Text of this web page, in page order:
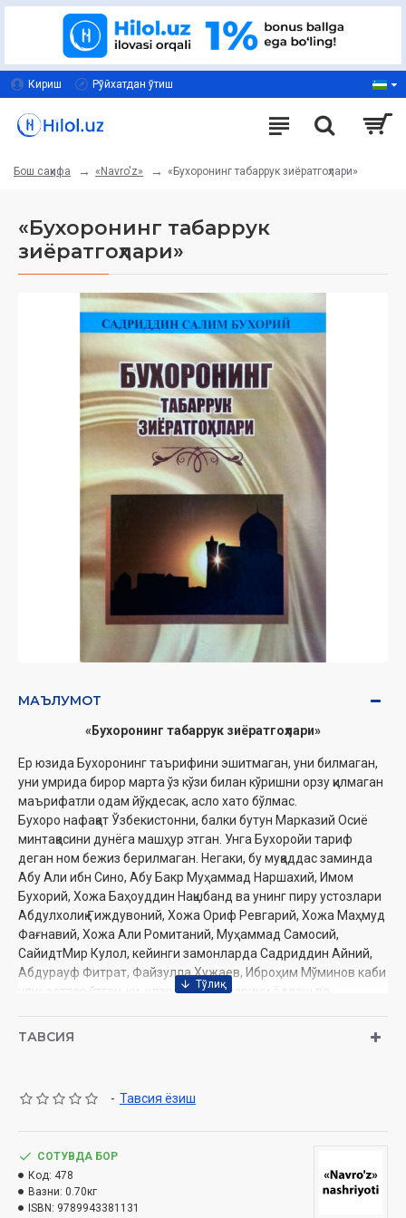
Кириш Рўйхатдан ўтиш
Бош саҳифа «Navro'z» «Бухоронинг табаррук зиёратгоҳлари»
«Бухоронинг табаррук
зиёратгоҳлари»
МАЪЛУМОТ
«Бухоронинг табаррук зиёратгоҳлари»
Ер юзида Бухоронинг таърифини эшитмаган, уни билмаган,
уни умрида бирор марта ўз кўзи билан кўришни орзу қилмаган
маърифатли одам йўқ, десак, асло хато бўлмас.
Бухоро нафақат Ўзбекистонни, балки бутун Марказий Осиё
минтақасини дунёга машҳур этган. Унга Бухоройи тариф
деган ном бежиз берилмаган. Негаки, бу муқаддас заминда
Абу Али ибн Сино, Абу Бакр Муҳаммад Наршахий, Имом
Бухорий, Хожа Баҳоуддин Нақшбанд ва унинг пиру устозлари
Абдулхолиқ Ғиждувоний, Хожа Ориф Ревгарий, Хожа Маҳмуд
Фағнавий, Хожа Али Ромитаний, Муҳаммад Самосий,
СайидтМир Кулол, кейинги замонларда Садриддин Айний,
Абдурауф Фитрат, Файзулла Хужаев, Иброҳим Мўминов каби
улуғ зотлар ўтган-ки, уларнинг номларини ёдлаш ва
бурчидир.
яхши биламиз ва ҳурмат қиламиз.
ТАВСИЯ
- Тавсия ёзиш
СОТУВДА БОР
Код: 478
Вазни: 0.70кг
ISBN: 9789943381131